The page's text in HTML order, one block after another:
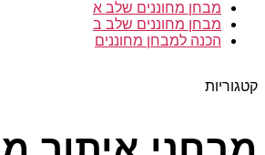
מבחן מחוננים שלב א
מבחן מחוננים שלב ב
הכנה למבחן מחוננים
קטגוריות